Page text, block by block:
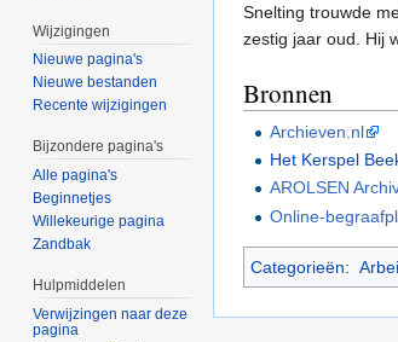
Snelting trouwde
zestig jaar oud. Hij
Bronnen
Archieven.nl
Het Kerspel
AROLSEN
Online-
Categorieën:
Wijzigingen
Nieuwe pagina's
Nieuwe bestanden
Recente wijzigingen
Bijzondere pagina's
Alle pagina's
Beginnetjes
Willekeurige pagina
Zandbak
Hulpmiddelen
Verwijzingen naar deze
pagina